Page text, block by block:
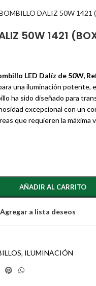
DALIZ 50W 1421
50W 1421
LED Dalíz de 50W,
una iluminación potente,
ha sido diseñado para
excepcional con un
que requieren la máxima
AÑADIR AL CARRITO
Agregar a lista deseos
, ILUMINACIÓN